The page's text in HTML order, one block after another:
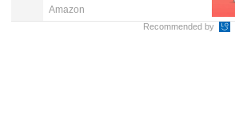
Amazon
Recommended by